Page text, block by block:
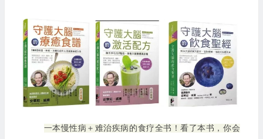
一本慢性病＋难治疾病的食疗全书！看了本书，你会